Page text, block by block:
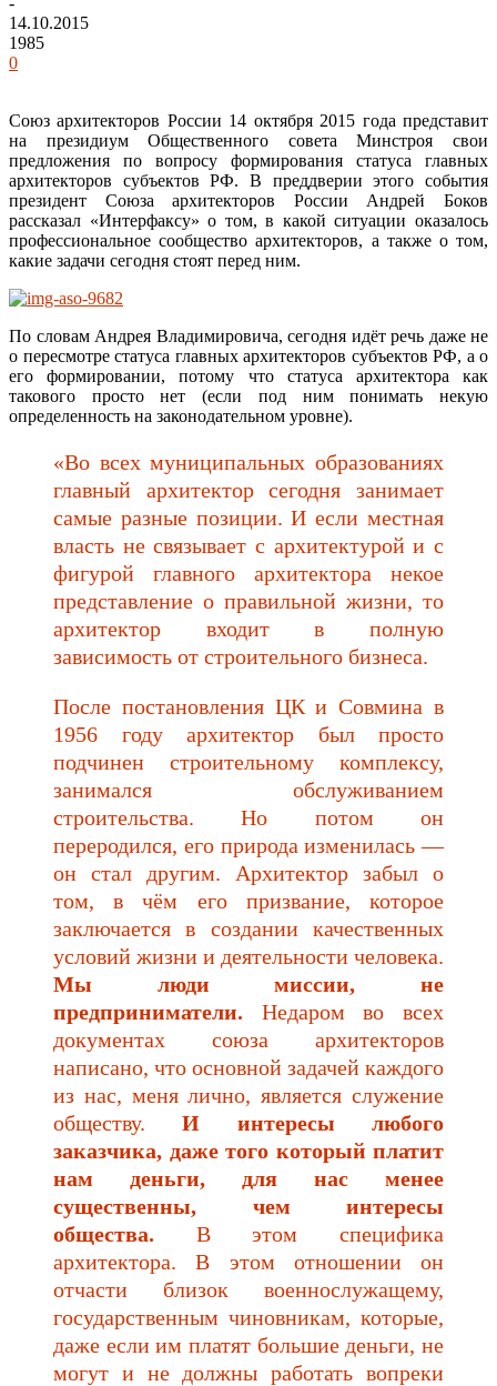
14.10.2015
1985
0
Союз архитекторов России 14 октября 2015 года представит
на президиум Общественного совета Минстроя свои
предложения по вопросу формирования статуса главных
архитекторов субъектов РФ. В преддверии этого события
президент Союза архитекторов России Андрей Боков
рассказал «Интерфаксу» о том, в какой ситуации оказалось
профессиональное сообщество архитекторов, а также о том,
какие задачи сегодня стоят перед ним.
По словам Андрея Владимировича, сегодня идёт речь даже не
о пересмотре статуса главных архитекторов субъектов РФ, а о
его формировании, потому что статуса архитектора как
такового просто нет (если под ним понимать некую
определенность на законодательном уровне).
«Во всех муниципальных образованиях
главный архитектор сегодня занимает
самые разные позиции. И если местная
власть не связывает с архитектурой и с
фигурой главного архитектора некое
представление о правильной жизни, то
архитектор входит в полную
зависимость от строительного бизнеса.
После постановления ЦК и Совмина в
1956 году архитектор был просто
подчинен строительному комплексу,
занимался обслуживанием
строительства. Но потом он
переродился, его природа изменилась —
он стал другим. Архитектор забыл о
том, в чём его призвание, которое
заключается в создании качественных
условий жизни и деятельности человека.
Мы люди миссии, не
предприниматели. Недаром во всех
документах союза архитекторов
написано, что основной задачей каждого
из нас, меня лично, является служение
обществу.И интересы любого
заказчика, даже того который платит
нам деньги, для нас менее
существенны, чем интересы
общества. В этом специфика
архитектора. В этом отношении он
отчасти близок военнослужащему,
государственным чиновникам, которые,
даже если им платят большие деньги, не
могут и не должны работать вопреки